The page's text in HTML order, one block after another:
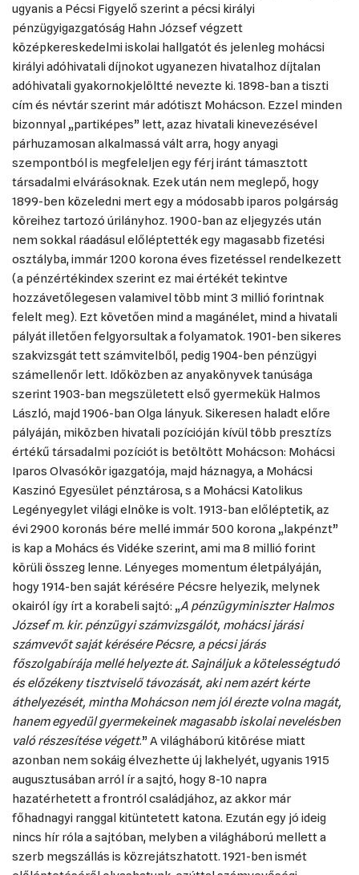
ugyanis a Pécsi Figyelő szerint a pécsi királyi
pénzügyigazgatóság Hahn József végzett
középkereskedelmi iskolai hallgatót és jelenleg mohácsi
királyi adóhivatali díjnokot ugyanezen hivatalhoz díjtalan
adóhivatali gyakornokjelöltté nevezte ki. 1898-ban a tiszti
cím és névtár szerint már adótiszt Mohácson. Ezzel minden
bizonnyal „partiképes” lett, azaz hivatali kinevezésével
párhuzamosan alkalmassá vált arra, hogy anyagi
szempontból is megfeleljen egy férj iránt támasztott
társadalmi elvárásoknak. Ezek után nem meglepő, hogy
1899-ben közeledni mert egy a módosabb iparos polgárság
köreihez tartozó úrilányhoz. 1900-ban az eljegyzés után
nem sokkal ráadásul előléptették egy magasabb fizetési
osztályba, immár 1200 korona éves fizetéssel rendelkezett
(a pénzértékindex szerint ez mai értékét tekintve
hozzávetőlegesen valamivel több mint 3 millió forintnak
felelt meg). Ezt követően mind a magánélet, mind a hivatali
pályát illetően felgyorsultak a folyamatok. 1901-ben sikeres
szakvizsgát tett számvitelből, pedig 1904-ben pénzügyi
számellenőr lett. Időközben az anyakönyvek tanúsága
szerint 1903-ban megszületett első gyermekük Halmos
László, majd 1906-ban Olga lányuk. Sikeresen haladt előre
pályáján, miközben hivatali pozícióján kívül több presztízs
értékű társadalmi pozíciót is betöltött Mohácson: Mohácsi
Iparos Olvasókör igazgatója, majd háznagya, a Mohácsi
Kaszinó Egyesület pénztárosa, s a Mohácsi Katolikus
Legényegylet világi elnöke is volt. 1913-ban előléptetik, az
évi 2900 koronás bére mellé immár 500 korona „lakpénzt”
is kap a Mohács és Vidéke szerint, ami ma 8 millió forint
körüli összeg lenne. Lényeges momentum életpályáján,
hogy 1914-ben saját kérésére Pécsre helyezik, melynek
okairól így írt a korabeli sajtó: „A pénzügyminiszter Halmos
József m. kir. pénzügyi számvizsgálót, mohácsi járási
számvevőt saját kérésére Pécsre, a pécsi járás
főszolgabírája mellé helyezte át. Sajnáljuk a kötelességtudó
és előzékeny tisztviselő távozását, aki nem azért kérte
áthelyezését, mintha Mohácson nem jól érezte volna magát,
hanem egyedül gyermekeinek magasabb iskolai nevelésben
való részesítése végett.” A világháború kitörése miatt
azonban nem sokáig élvezhette új lakhelyét, ugyanis 1915
augusztusában arról ír a sajtó, hogy 8-10 napra
hazatérhetett a frontról családjához, az akkor már
főhadnagyi ranggal kitüntetett katona. Ezután egy jó ideig
nincs hír róla a sajtóban, melyben a világháború mellett a
szerb megszállás is közrejátszhatott. 1921-ben ismét